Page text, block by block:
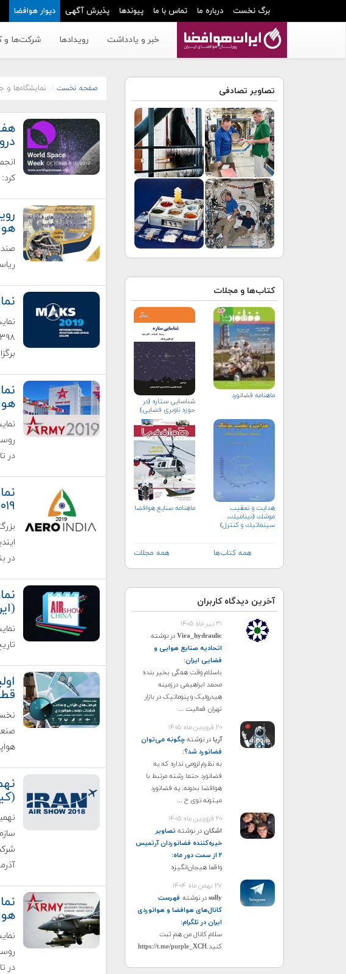
برگ نخست درباره ما تماس با ما پیوندها پذیرش آگهی دیوار هوافضا
خبر و یادداشت رویدادها شرکت‌ها و
تصاویر تصادفی
کتاب‌ها و مجلات
ماهنامه فضانورد
شناسایی ستاره (در
حوزه ناوبری فضایی)
هدايت و تعقيب
موشك (ديناميك،
سينماتيك و كنترل)
ماهنامه صنايع هوافضا
همه کتاب‌ها همه مجلات
آخرین دیدگاه کاربران
۳۱ تیر ماه ۱۴۰۵
Vira_hydraulicدر نوشته
اتحادیه صنایع هوایی و
فضایی ایران:
باسلام وقت همگی بخیر بنده
محمد ابراهیمی درزمینه
هیدرولیک و پنوماتیک در بازار
تهران فعالیت ...
۲۰ فروردین ماه ۱۴۰۵
آریادر نوشتهچگونه می‌توان
فضانورد شد؟:
به نظرم لزومی نداره که یه
فضانورد حتما رشته مرتبط با
هوافضا بخونه. یه فضانورد
میتونه توی ح ...
۲۰ فروردین ماه ۱۴۰۵
اشکاندر نوشته تصاویر
خیره‌کننده فضانوردان آرتمیس
۲ از سمت دور ماه
:
واقعا هیجان‌انگیزه
۲۷ بهمن ماه ۱۴۰۴
sullyدر نوشته فهرست
کانال‌های هوافضا و هوانوردی
ایران در تلگرام:
سلام کانال من هم ثبت
کنید.https://t.me/purple_XCH
صفحه نخست نمایشگاه‌ها و
در تاریخ ۴ تا ۹
در
تاریخ ۱۵ تا ۲۰ آبان ماه ۱۳۹۷ در ژوهای
آذرماه ۹۷
در تاریخ ۳۰ مرداد تا ۴